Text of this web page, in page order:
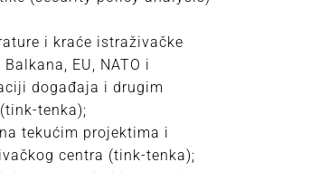
i kraće istraživačke
EU, NATO i
događaja i drugim
tenka);
tekućim projektima i
centra (tink-tenka);